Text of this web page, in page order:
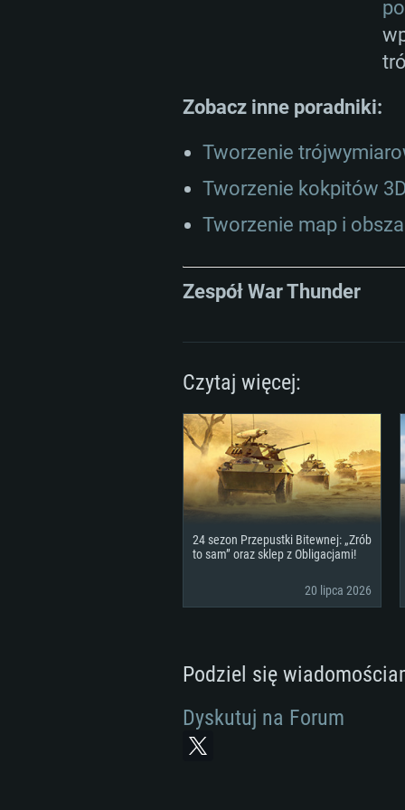
Zobacz inne poradniki:
Tworzenie
Tworzenie kokpitów
Tworzenie map i
Zespół War Thunder
Czytaj więcej:
24 sezon Przepustki Bitewnej: „Zrób
to sam” oraz sklep z Obligacjami!
20 lipca 2026
Podziel się
Dyskutuj na Forum